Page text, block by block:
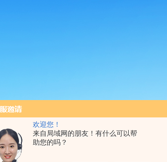
欢迎您！
来自局域网的朋友！有什么可以帮
助您的吗？